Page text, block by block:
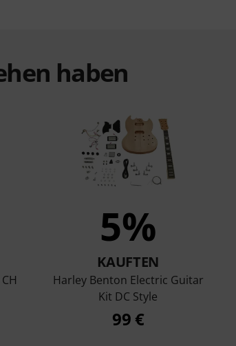
haben
5%
KAUFTEN
Harley Benton Electric Guitar
Kit DC Style
99 €